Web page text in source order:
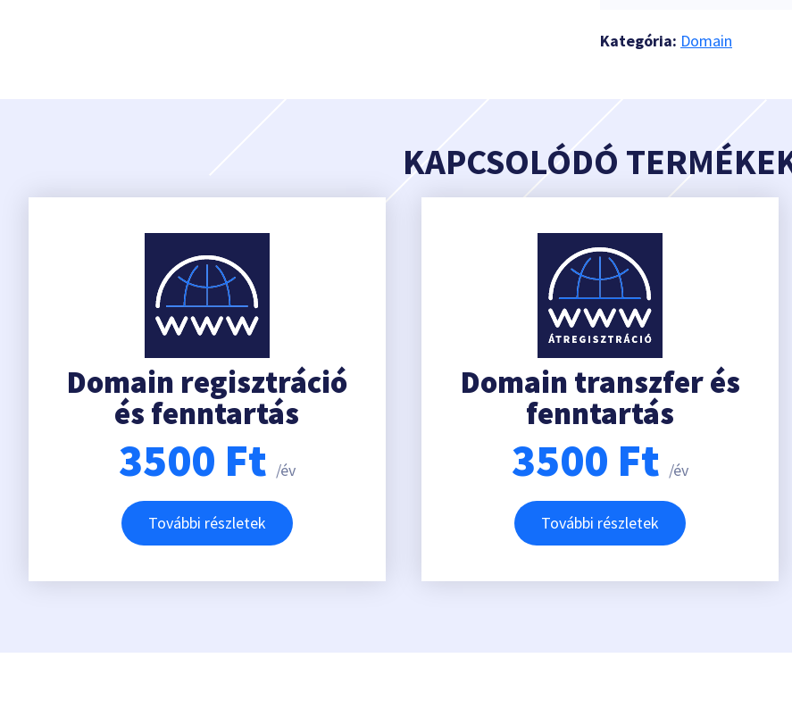
Kategória: Domain
KAPCSOLÓDÓ
Domain regisztráció
és fenntartás
3500 Ft /év
További részletek
Domain transzfer és
fenntartás
3500 Ft /év
További részletek